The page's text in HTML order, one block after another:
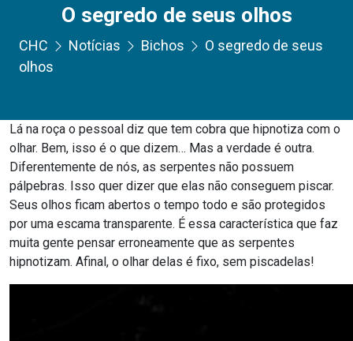
O segredo de seus olhos
CHC Notícias Bichos
O segredo de seus
olhos
Lá na roça o pessoal diz que tem cobra que hipnotiza com o
olhar. Bem, isso é o que dizem… Mas a verdade é outra.
Diferentemente de nós, as serpentes não possuem
pálpebras. Isso quer dizer que elas não conseguem piscar.
Seus olhos ficam abertos o tempo todo e são protegidos
por uma escama transparente. É essa característica que faz
muita gente pensar erroneamente que as serpentes
hipnotizam. Afinal, o olhar delas é fixo, sem piscadelas!